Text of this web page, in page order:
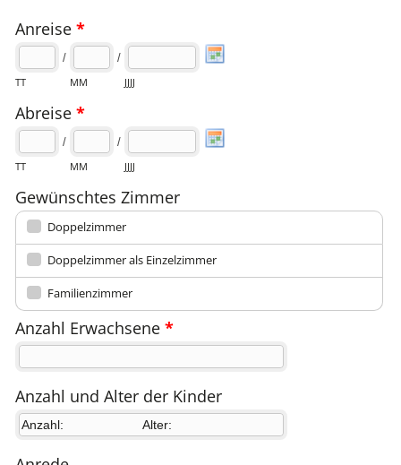
Anreise *
/
TT
/
MM
JJJJ
Abreise *
/
TT
/
MM
JJJJ
Gewünschtes Zimmer
Doppelzimmer
Doppelzimmer als Einzelzimmer
Familienzimmer
Anzahl Erwachsene *
Anzahl und Alter der Kinder